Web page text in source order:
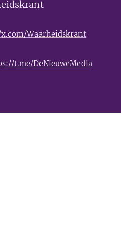
Waarheidskrant
t.me/DeNieuweMedia